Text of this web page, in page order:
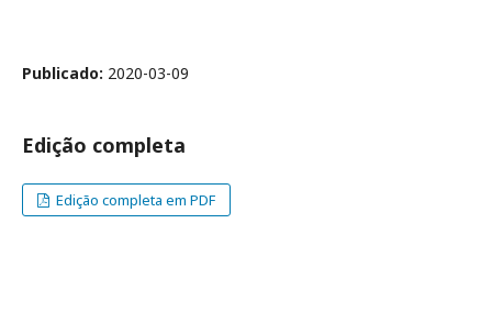
Publicado: 2020-03-09
Edição completa
Edição completa em PDF